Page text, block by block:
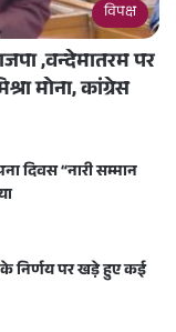
विपक्ष
,वन्देमातरम पर
मोना, कांग्रेस
दिवस “नारी सम्मान
निर्णय पर खड़े हुए कई